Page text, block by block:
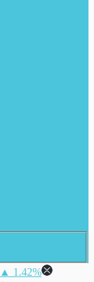
▲ 1.42%